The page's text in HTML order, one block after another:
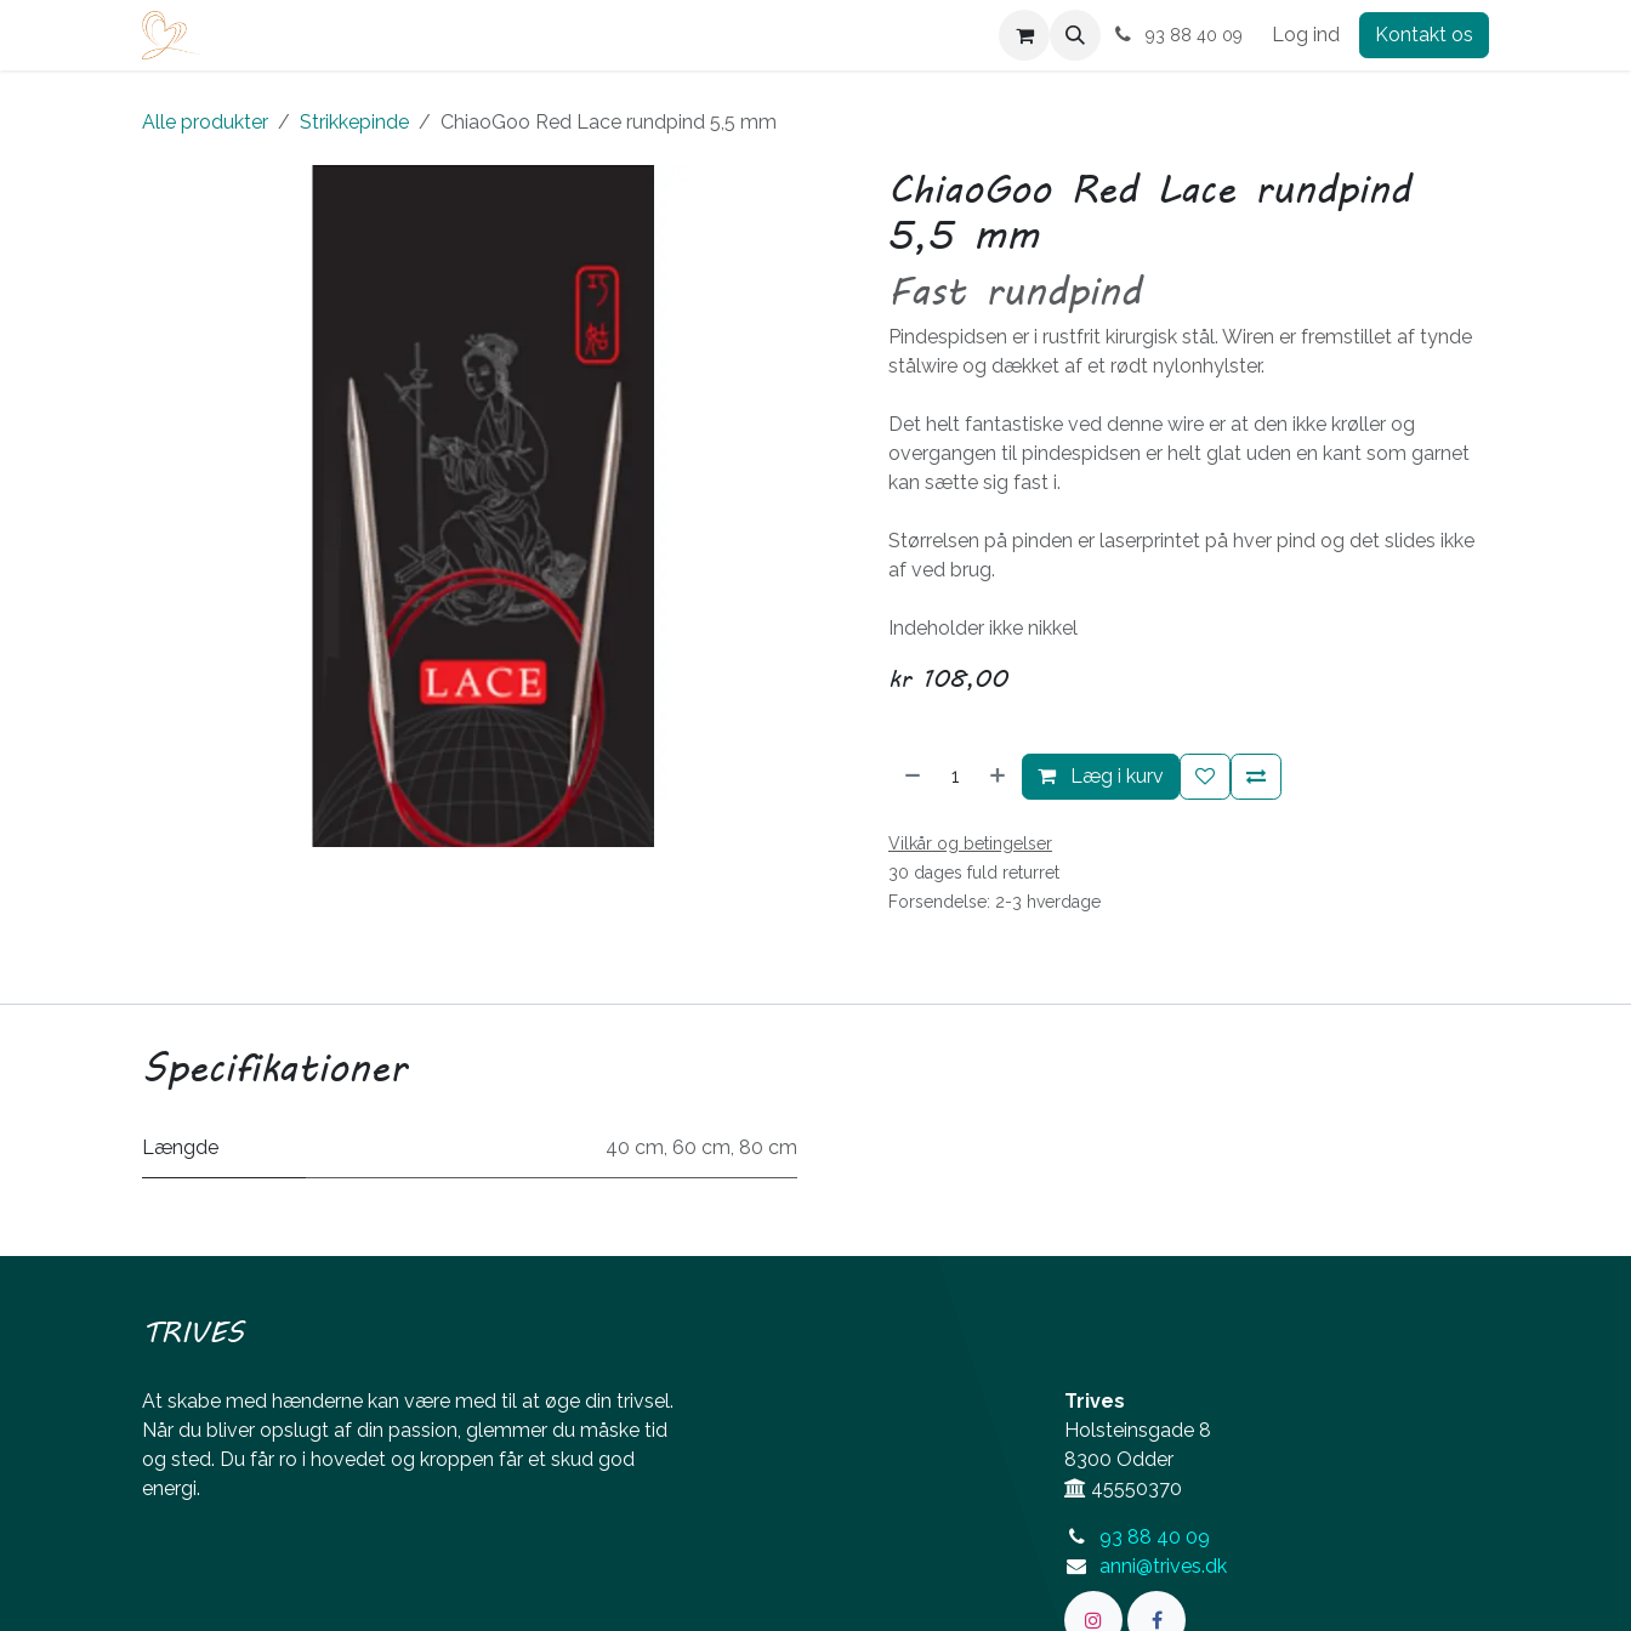
93 88 40 09 Log ind Kontakt os
Alle produkter Strikkepinde ChiaoGoo Red Lace rundpind 5,5 mm
ChiaoGoo Red Lace rundpind
5,5 mm
Fast rundpind
Pindespidsen er i rustfrit kirurgisk stål. Wiren er fremstillet af tynde
stålwire og dækket af et rødt nylonhylster.
Det helt fantastiske ved denne wire er at den ikke krøller og
overgangen til pindespidsen er helt glat uden en kant som garnet
kan sætte sig fast i.
Størrelsen på pinden er laserprintet på hver pind og det slides ikke
af ved brug.
Indeholder ikke nikkel
kr 108,00
Læg i kurv
Vilkår og betingelser
30 dages fuld returret
Forsendelse: 2-3 hverdage
Specifikationer
Længde 40 cm, 60 cm, 80 cm
TRIVES
At skabe med hænderne kan være med til at øge din trivsel.
Når du bliver opslugt af din passion, glemmer du måske tid
og sted. Du får ro i hovedet og kroppen får et skud god
energi.
Trives
Holsteinsgade 8
8300 Odder
45550370
93 88 40 09
anni@trives.dk